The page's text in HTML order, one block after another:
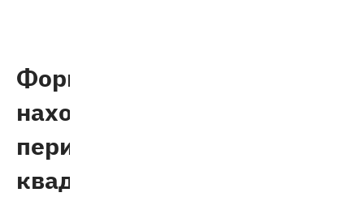
Формула
нахождения
периметра
квадрата